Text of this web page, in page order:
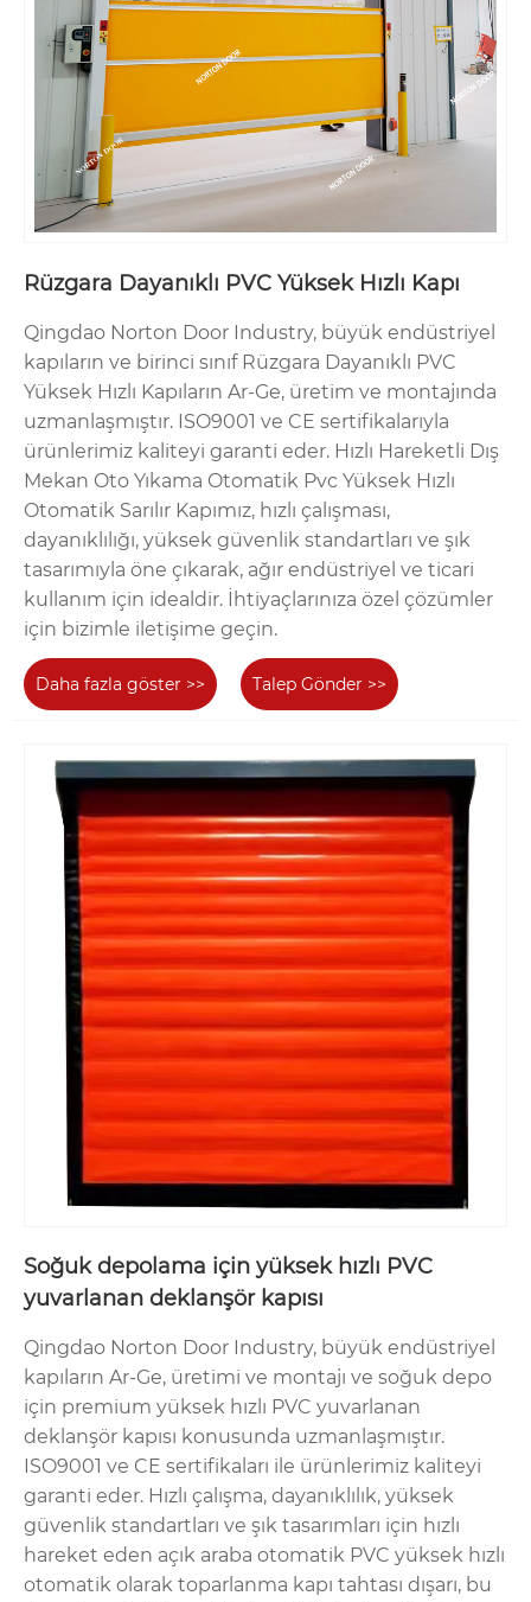
Rüzgara Dayanıklı PVC Yüksek Hızlı Kapı
Qingdao Norton Door Industry, büyük endüstriyel
kapıların ve birinci sınıf Rüzgara Dayanıklı PVC
Yüksek Hızlı Kapıların Ar-Ge, üretim ve montajında ​​
uzmanlaşmıştır. ISO9001 ve CE sertifikalarıyla
ürünlerimiz kaliteyi garanti eder. Hızlı Hareketli Dış
Mekan Oto Yıkama Otomatik Pvc Yüksek Hızlı
Otomatik Sarılır Kapımız, hızlı çalışması,
dayanıklılığı, yüksek güvenlik standartları ve şık
tasarımıyla öne çıkarak, ağır endüstriyel ve ticari
kullanım için idealdir. İhtiyaçlarınıza özel çözümler
için bizimle iletişime geçin.
Daha fazla göster >> Talep Gönder >>
Soğuk depolama için yüksek hızlı PVC
yuvarlanan deklanşör kapısı
Qingdao Norton Door Industry, büyük endüstriyel
kapıların Ar-Ge, üretimi ve montajı ve soğuk depo
için premium yüksek hızlı PVC yuvarlanan
deklanşör kapısı konusunda uzmanlaşmıştır.
ISO9001 ve CE sertifikaları ile ürünlerimiz kaliteyi
garanti eder. Hızlı çalışma, dayanıklılık, yüksek
güvenlik standartları ve şık tasarımları için hızlı
hareket eden açık araba otomatik PVC yüksek hızlı
otomatik olarak toparlanma kapı tahtası dışarı, bu